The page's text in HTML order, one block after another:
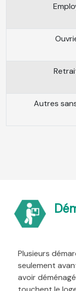
Autres
Plusieurs
seulement
avoir